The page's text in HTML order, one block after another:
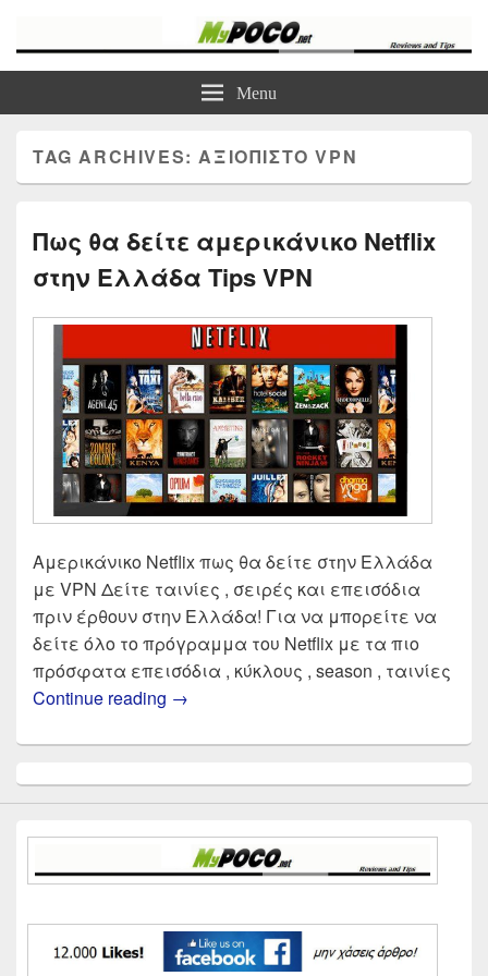
Τα καλύτερα Reviews , Συγκρίσεις , VPN , Webhosting
Menu
TAG ARCHIVES:ΑΞΙΌΠΙΣΤΟ VPN
Πως θα δείτε αμερικάνικο Netflix
στην Ελλάδα Tips VPN
Αμερικάνικο Netflix πως θα δείτε στην Ελλάδα
με VPN Δείτε ταινίες , σειρές και επεισόδια
πριν έρθουν στην Ελλάδα! Για να μπορείτε να
δείτε όλο το πρόγραμμα του Netflix με τα πιο
πρόσφατα επεισόδια , κύκλους , season , ταινίες
Continue reading Πως θα δείτε αμερικάνικο Netflix
→
Sidebar
Widget